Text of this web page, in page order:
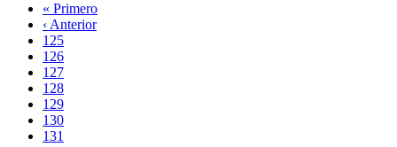
Paginación
Primera
página
« Primero
Página
anterior
‹ Anterior
Page
125
Page
126
Page
127
Page
128
Página
actual
129
Page
130
Page
131